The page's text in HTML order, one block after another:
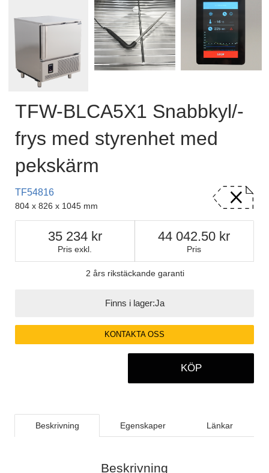
TFW-BLCA5X1 Snabbkyl/-
frys med styrenhet med
pekskärm
TF54816
804 x 826 x 1045 mm
Pris exkl.
35 234
Pris
44 042.50
2 års rikstäckande garanti
Finns i lager:Ja
KONTAKTA OSS
KÖP
Beskrivning Egenskaper Länkar
Beskrivning